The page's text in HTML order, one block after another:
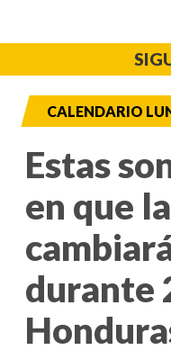
CALENDARIO
Estas
en que
durante